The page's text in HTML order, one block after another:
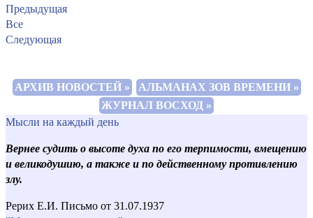
Предыдущая
Все
Следующая
АРХИВ НОВОСТЕЙ »
АЛЬМАНАХ ЗОВ ВРЕМЕНИ »
ЖУРНАЛ ВОСХОД »
Мысли на каждый день
Вернее судить о высоте духа по его терпимости, вмещению
и великодушию, а также и по действенному противлению
злу.
Рерих Е.И. Письмо от 31.07.1937